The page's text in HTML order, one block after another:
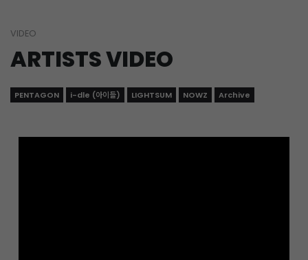
VIDEO
ARTISTS VIDEO
PENTAGON i-dle (아이들) LIGHTSUM NOWZ Archive